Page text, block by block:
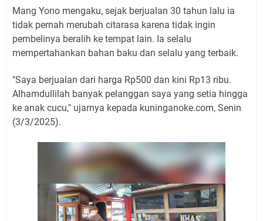
Mang Yono mengaku, sejak berjualan 30 tahun lalu ia
tidak pernah merubah citarasa karena tidak ingin
pembelinya beralih ke tempat lain. Ia selalu
mempertahankan bahan baku dan selalu yang terbaik.
"Saya berjualan dari harga Rp500 dan kini Rp13 ribu.
Alhamdullilah banyak pelanggan saya yang setia hingga
ke anak cucu," ujarnya kepada kuninganoke.com, Senin
(3/3/2025).